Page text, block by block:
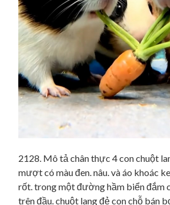
2128. Mô tả chân thực 4 con chuột
mượt có màu đen. nâu. và áo khoác
rốt. trong một đường hầm biển đắm
trên đầu. chuột lang đẻ con chỗ bán